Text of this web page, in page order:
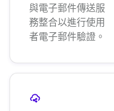
與電子郵件傳送服
務整合以進行使用
者電子郵件驗證。